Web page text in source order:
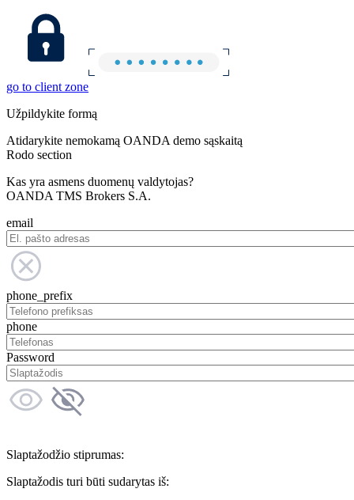
go to client zone
Užpildykite formą
Atidarykite nemokamą OANDA demo sąskaitą
Rodo section
Kas yra asmens duomenų valdytojas?
OANDA TMS Brokers S.A.
email
phone_prefix
phone
Password
Slaptažodžio stiprumas:
Slaptažodis turi būti sudarytas iš: